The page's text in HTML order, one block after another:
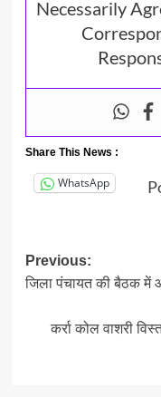
Necessarily
Share This News :
WhatsApp
Post
navigation
Previous:
जिला पंचायत की बैठक में
कर्रा कोल वाशरी